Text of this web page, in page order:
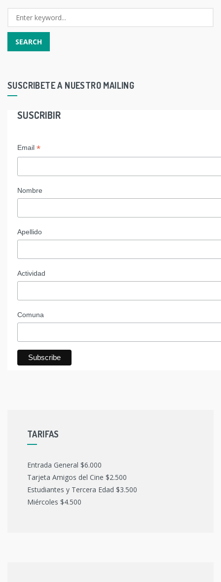
SUSCRIBETE A NUESTRO MAILING
SUSCRIBIR
Email *
Nombre
Apellido
Actividad
Comuna
TARIFAS
Entrada General $6.000
Tarjeta Amigos del Cine $2.500
Estudiantes y Tercera Edad $3.500
Miércoles $4.500